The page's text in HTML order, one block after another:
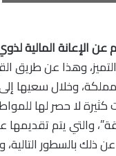
الإعانة المالية
وهذا عن طريق
وخلال سعيها
لا حصر لها
والتي يتم
بالسطور